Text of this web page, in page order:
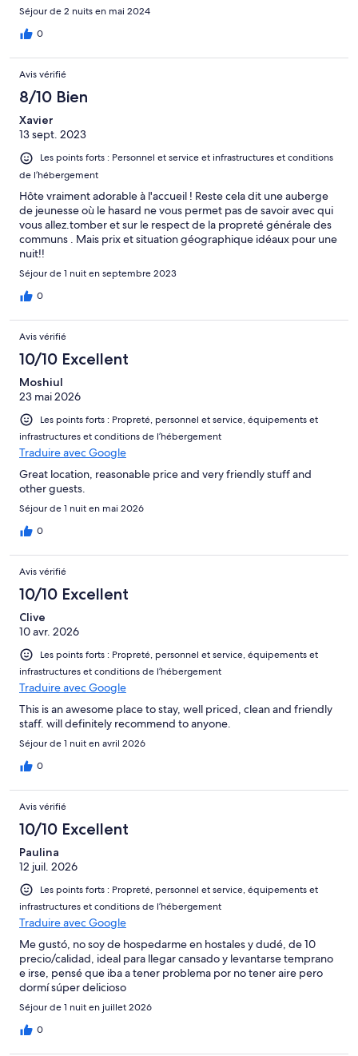
Séjour de 2 nuits en mai 2024
0
Avis vérifié
8/10 Bien
Xavier
13 sept. 2023
Les points forts : Personnel et service et infrastructures et conditions
de l’hébergement
Hôte vraiment adorable à l'accueil ! Reste cela dit une auberge
de jeunesse où le hasard ne vous permet pas de savoir avec qui
vous allez.tomber et sur le respect de la propreté générale des
communs . Mais prix et situation géographique idéaux pour une
nuit!!
Séjour de 1 nuit en septembre 2023
0
Avis vérifié
10/10 Excellent
Moshiul
23 mai 2026
Les points forts : Propreté, personnel et service, équipements et
infrastructures et conditions de l’hébergement
Traduire avec Google
Great location, reasonable price and very friendly stuff and
other guests.
Séjour de 1 nuit en mai 2026
0
Avis vérifié
10/10 Excellent
Clive
10 avr. 2026
Les points forts : Propreté, personnel et service, équipements et
infrastructures et conditions de l’hébergement
Traduire avec Google
This is an awesome place to stay, well priced, clean and friendly
staff. will definitely recommend to anyone.
Séjour de 1 nuit en avril 2026
0
Avis vérifié
10/10 Excellent
Paulina
12 juil. 2026
Les points forts : Propreté, personnel et service, équipements et
infrastructures et conditions de l’hébergement
Traduire avec Google
Me gustó, no soy de hospedarme en hostales y dudé, de 10
precio/calidad, ideal para llegar cansado y levantarse temprano
e irse, pensé que iba a tener problema por no tener aire pero
dormí súper delicioso
Séjour de 1 nuit en juillet 2026
0